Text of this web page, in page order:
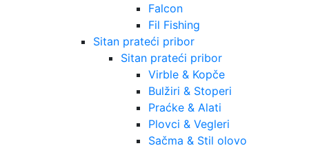
Falcon
Fil Fishing
Sitan prateći pribor
Sitan prateći pribor
Virble & Kopče
Bulžiri & Stoperi
Praćke & Alati
Plovci & Vegleri
Sačma & Stil olovo